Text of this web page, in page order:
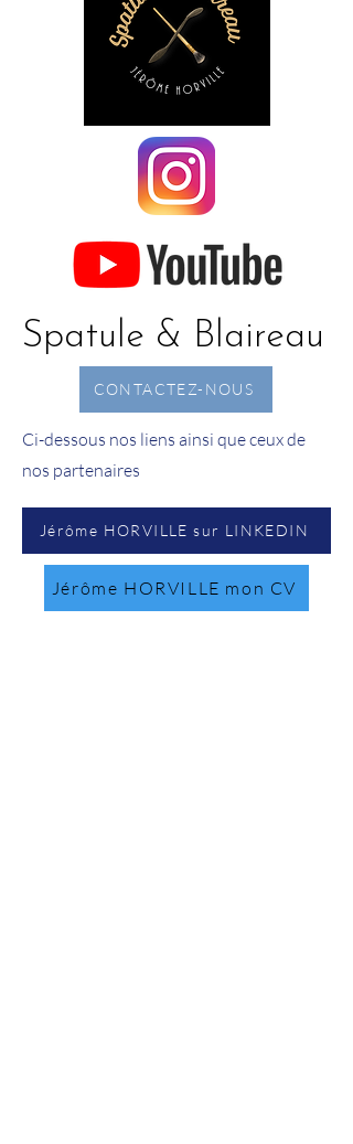
Spatule & Blaireau
CONTACTEZ-NOUS
Ci-dessous nos liens ainsi que ceux de
nos partenaires
Jérôme HORVILLE sur LINKEDIN
Jérôme HORVILLE mon CV